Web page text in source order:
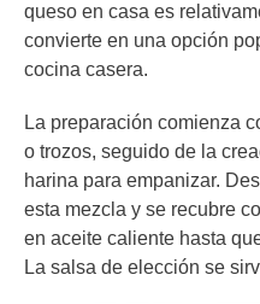
queso en casa es
convierte en una opción
cocina casera.
La preparación comienza
o trozos, seguido de la
harina para empanizar.
esta mezcla y se recubre
en aceite caliente hasta
La salsa de elección se